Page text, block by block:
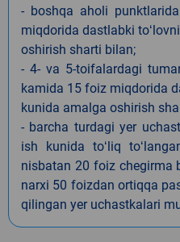
- boshqa aholi
miqdorida dastlabki
oshirish sharti bilan;
- 4- va 5-toifalardagi
kamida 15 foiz miqdorida
kunida amalga oshirish
- barcha turdagi yer
ish kunida toʻliq
nisbatan 20 foiz chegirma
narxi 50 foizdan ortiqqa
qilingan yer uchastkalari